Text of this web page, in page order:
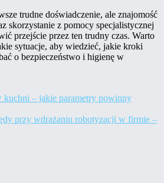
trudne doświadczenie, ale znajomość
skorzystanie z pomocy specjalistycznej
przejście przez ten trudny czas. Warto
sytuacje, aby wiedzieć, jakie kroki
o bezpieczeństwo i higienę w
kuchni – jakie parametry powinny
przy wdrażaniu robotyzacji w firmie –